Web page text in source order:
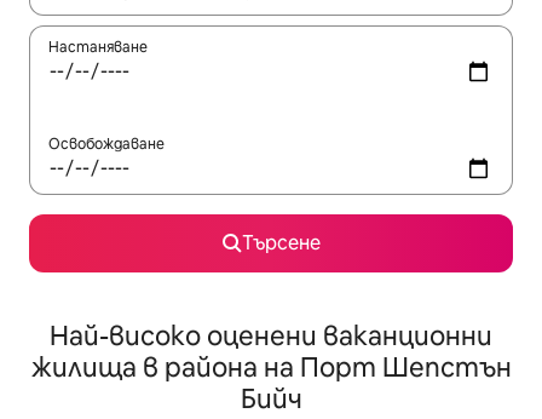
Настаняване
Освобождаване
Търсене
Най-високо оценени ваканционни
жилища в района на Порт Шепстън
Бийч